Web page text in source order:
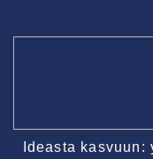
Ideasta